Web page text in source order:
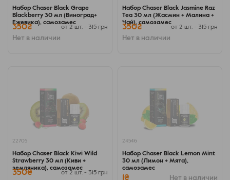
Набор Chaser Black Grape
Blackberry 30 мл (Виноград+
Ежевика), самозамес
350₴ от 2 шт. - 315 грн
Нет в наличии
Набор Chaser Black Jasmine Raz
Tea 30 мл (Жасмин + Малина +
Чай), самозамес
350₴ от 2 шт. - 315 грн
Нет в наличии
22705
Набор Chaser Black Kiwi Wild
Strawberry 30 мл (Киви +
земляника), самозамес
350₴ от 2 шт. - 315 грн
24546
Набор Chaser Black Lemon Mint
30 мл (Лимон + Мята),
самозамес
1₴ Нет в наличии